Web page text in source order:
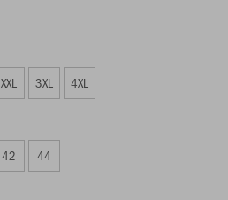
XXL 3XL 4XL
42 44